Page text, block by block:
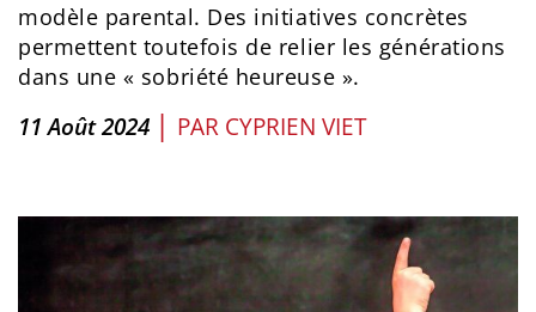
modèle parental. Des initiatives concrètes
permettent toutefois de relier les générations
dans une « sobriété heureuse ».
11 Août 2024 | PAR CYPRIEN VIET